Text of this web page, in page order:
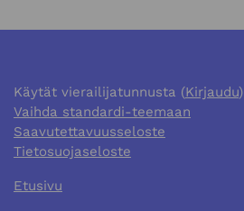
Käytät vierailijatunnusta (Kirjaudu)
Vaihda standardi-teemaan
Saavutettavuusseloste
Tietosuojaseloste
Etusivu